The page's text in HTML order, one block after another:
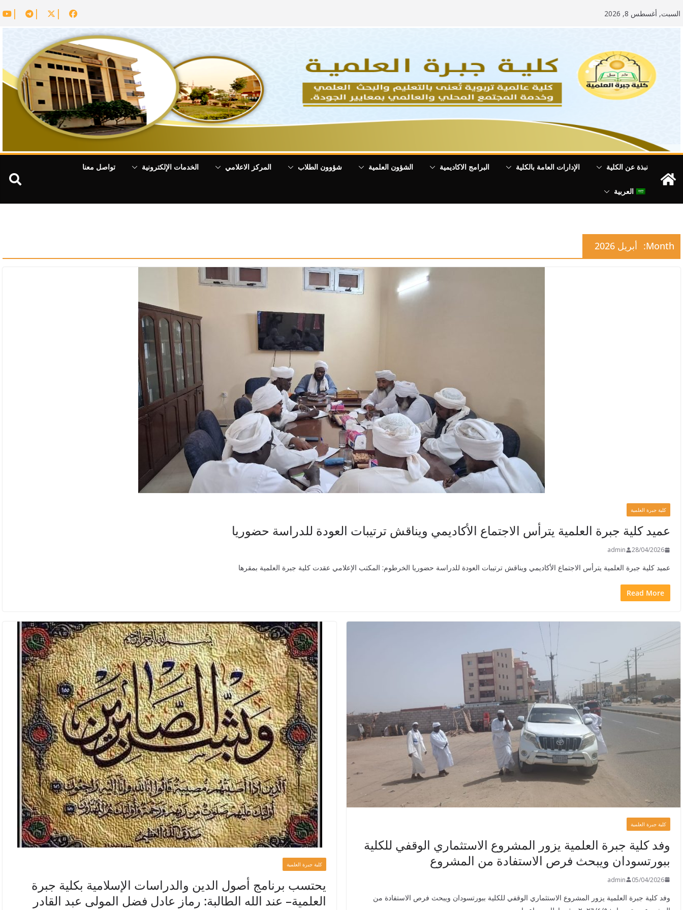
السبت, أغسطس 8, 2026
نبذة عن الكلية الإدارات العامة بالكلية البرامج الاكاديمية الشؤون العلمية شؤوون الطلاب المركز الاعلامي الخدمات الإلكترونية تواصل معنا
العربية
Month: أبريل 2026
كلية جبرة العلمية
عميد كلية جبرة العلمية يترأس الاجتماع الأكاديمي ويناقش ترتيبات العودة للدراسة حضوريا
28/04/2026
admin
عميد كلية جبرة العلمية يترأس الاجتماع الأكاديمي ويناقش ترتيبات العودة للدراسة حضوريا الخرطوم: المكتب الإعلامي عقدت كلية جبرة العلمية بمقرها
Read More
كلية جبرة العلمية
وفد كلية جبرة العلمية يزور المشروع الاستثماري الوقفي للكلية
ببورتسودان ويبحث فرص الاستفادة من المشروع
05/04/2026
admin
وفد كلية جبرة العلمية يزور المشروع الاستثماري الوقفي للكلية ببورتسودان ويبحث فرص الاستفادة من
كلية جبرة العلمية
يحتسب برنامج أصول الدين والدراسات الإسلامية بكلية جبرة
العلمية– عند الله الطالبة: رماز عادل فضل المولى عبد القادر